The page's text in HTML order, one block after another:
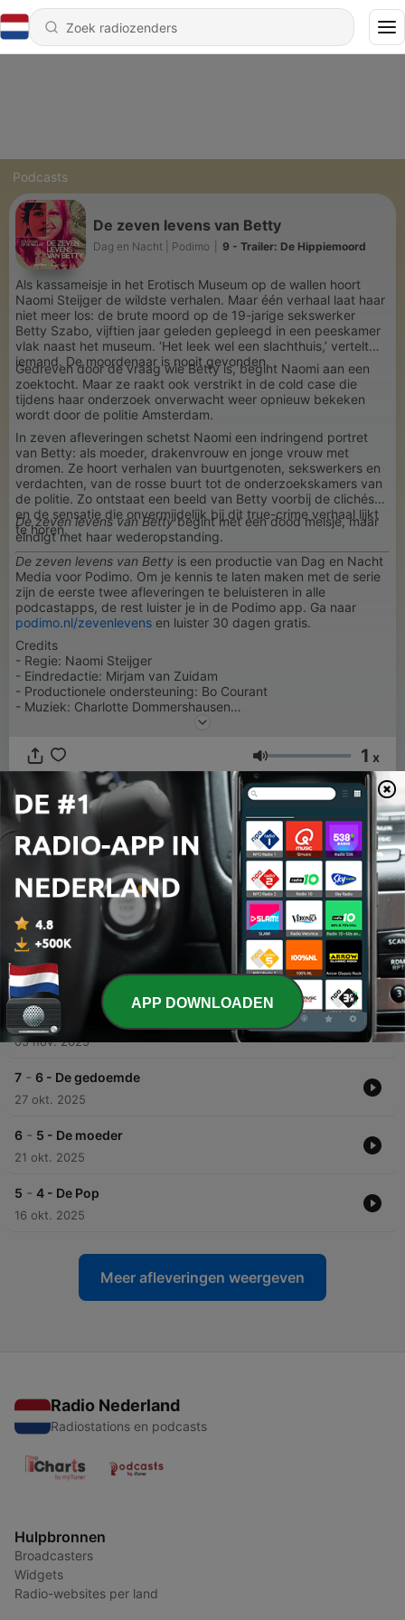
Podcasts
De zeven levens van Betty
Dag en Nacht | Podimo 9 - Trailer: De Hippiemoord
Als kassameisje in het Erotisch Museum op de wallen hoort
Naomi Steijger de wildste verhalen. Maar één verhaal laat haar
niet meer los: de brute moord op de 19-jarige sekswerker
Betty Szabo, vijftien jaar geleden gepleegd in een peeskamer
vlak naast het museum. ‘Het leek wel een slachthuis,’ vertelt
iemand. De moordenaar is nooit gevonden.
Gedreven door de vraag wie Betty is, begint Naomi aan een
zoektocht. Maar ze raakt ook verstrikt in de cold case die
tijdens haar onderzoek onverwacht weer opnieuw bekeken
wordt door de politie Amsterdam.
In zeven afleveringen schetst Naomi een indringend portret
van Betty: als moeder, drakenvrouw en jonge vrouw met
dromen. Ze hoort verhalen van buurtgenoten, sekswerkers en
verdachten, van de rosse buurt tot de onderzoekskamers van
de politie. Zo ontstaat een beeld van Betty voorbij de clichés
en de sensatie die onvermijdelijk bij dit true-crime verhaal lijkt
te horen.
De zeven levens van Bettybegint met een dood meisje, maar
eindigt met haar wederopstanding.
De zeven levens van Betty is een productie van Dag en Nacht
Media voor Podimo. Om je kennis te laten maken met de serie
zijn de eerste twee afleveringen te beluisteren in alle
podcastapps, de rest luister je in de Podimo app. Ga naar
podimo.nl/zevenlevens en luister 30 dagen gratis.
Credits
- Regie: Naomi Steijger
- Eindredactie: Mirjam van Zuidam
- Productionele ondersteuning: Bo Courant
- Muziek: Charlotte Dommershausen
- Sound design en dramaturgie: Timo Tembuyser
- Mixage: Alfred Koster
- Uitvoerend producent: Danielle Emans
Volume 1 x
00:00 00:00
Afleveringen
- Trailer: De Hippiemoord
06 mei 2026
8 - 7 - De wederopstanding
05 nov. 2025
7 - 6 - De gedoemde
27 okt. 2025
6 - 5 - De moeder
21 okt. 2025
5 - 4 - De Pop
16 okt. 2025
Meer afleveringen weergeven
Radio Nederland
Radiostations en podcasts
Hulpbronnen
Broadcasters
Widgets
Radio-websites per land
APP DOWNLOADEN